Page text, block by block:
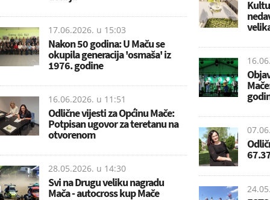
17.06.2026. u 15:03
Nakon 50 godina: U Maču se
okupila generacija 'osmaša' iz
1976. godine
16.06.2026. u 11:51
Odlične vijesti za Općinu Mače:
Potpisan ugovor za teretanu na
otvorenom
28.05.2026. u 14:30
Svi na Drugu veliku nagradu
Mača - autocross kup Mače